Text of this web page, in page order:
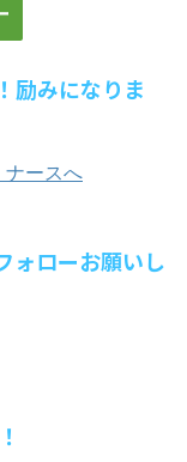
励みになりま
ォローお願いし